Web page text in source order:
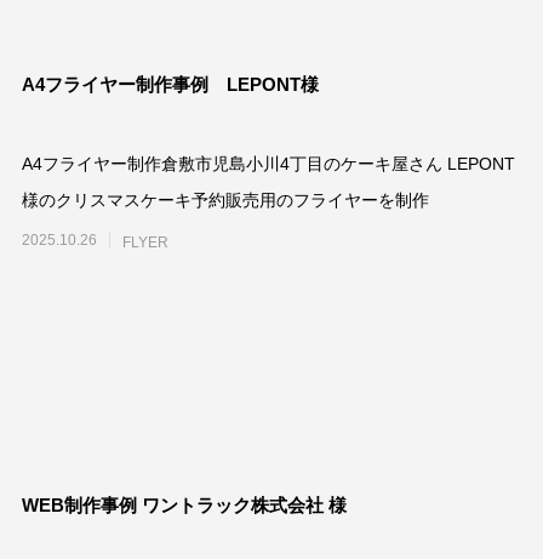
A4フライヤー制作事例 LEPONT様
A4フライヤー制作倉敷市児島小川4丁目のケーキ屋さん LEPONT
様のクリスマスケーキ予約販売用のフライヤーを制作
2025.10.26 FLYER
WEB制作事例 ワントラック株式会社 様